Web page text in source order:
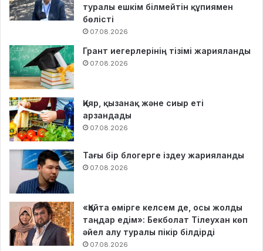
туралы ешкім білмейтін құпиямен
бөлісті
07.08.2026
Грант иегерлерінің тізімі жарияланды
07.08.2026
Қияр, қызанақ және сиыр еті
арзандады
07.08.2026
Тағы бір блогерге іздеу жарияланды
07.08.2026
«Қайта өмірге келсем де, осы жолды
таңдар едім»: Бекболат Тілеухан көп
әйел алу туралы пікір білдірді
07.08.2026